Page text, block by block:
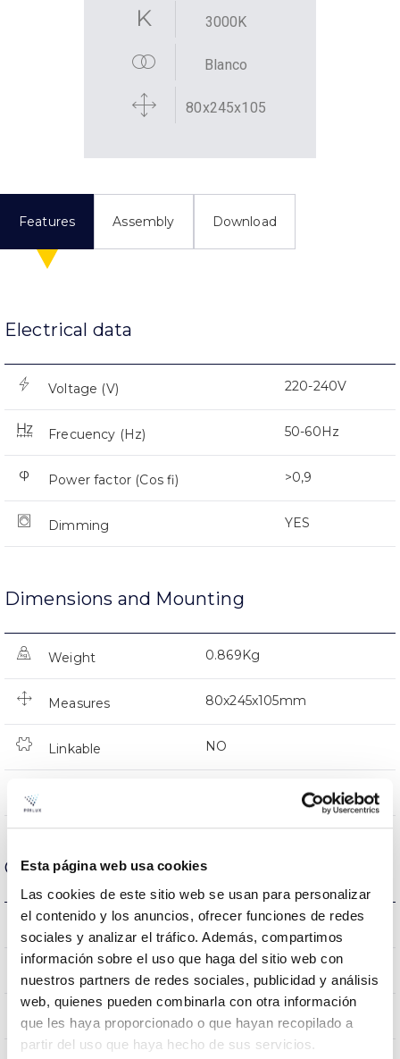
Esta página web usa cookies
Las cookies de este sitio web se usan para personalizar
el contenido y los anuncios, ofrecer funciones de redes
sociales y analizar el tráfico. Además, compartimos
información sobre el uso que haga del sitio web con
nuestros partners de redes sociales, publicidad y análisis
web, quienes pueden combinarla con otra información
que les haya proporcionado o que hayan recopilado a
partir del uso que haya hecho de sus servicios.
3000K
Blanco
80x245x105
Features Assembly Download
Electrical data
Voltage (V) 220-240V
Frecuency (Hz) 50-60Hz
Power factor (Cos fi) >0,9
Dimming YES
Dimensions and Mounting
Weight 0.869Kg
Measures 80x245x105mm
Linkable NO
Optical data
Colour temperature 3000K
CRI Colour rendering index
Opening angle 36